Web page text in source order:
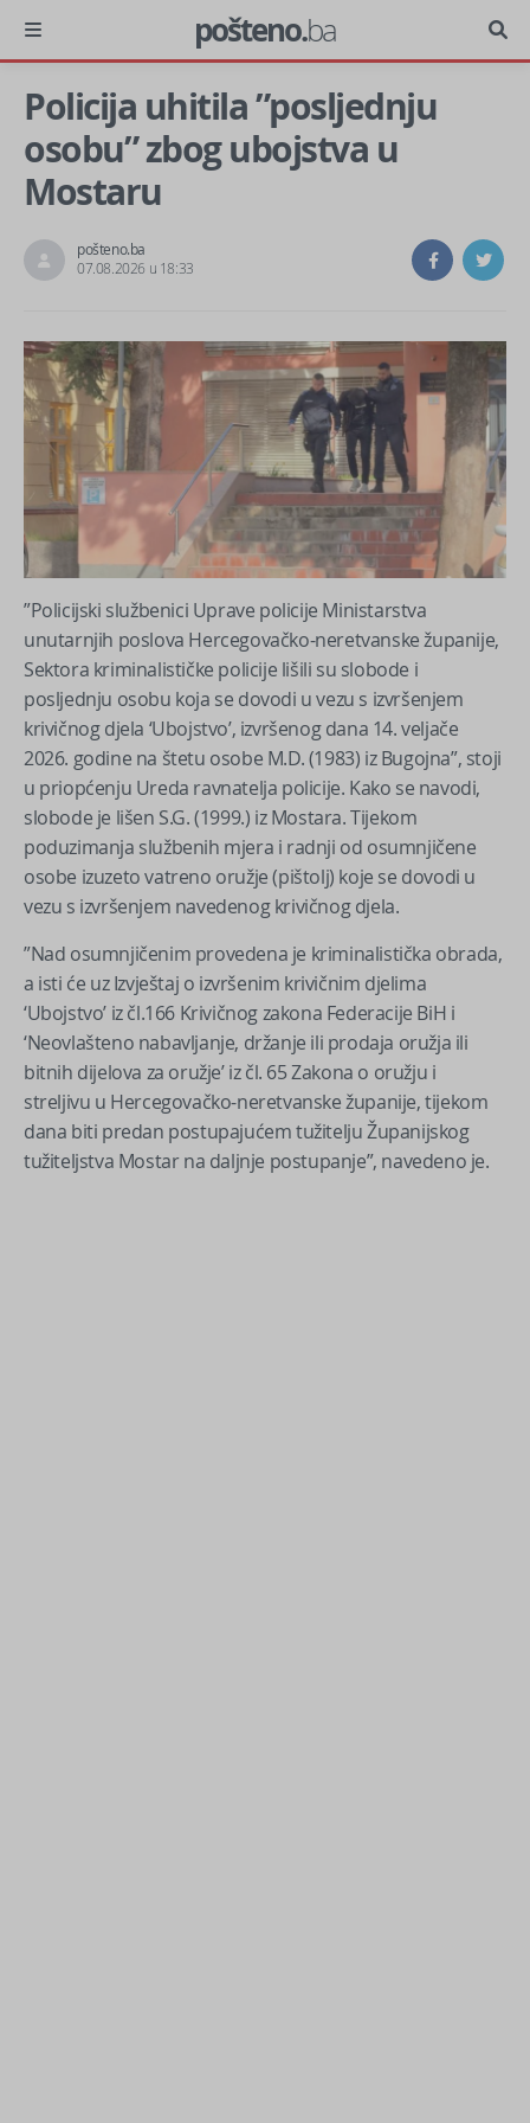
pošteno.ba
Policija uhitila ”posljednju
osobu” zbog ubojstva u
Mostaru
pošteno.ba
07.08.2026 u 18:33
”Policijski službenici Uprave policije Ministarstva
unutarnjih poslova Hercegovačko-neretvanske županije,
Sektora kriminalističke policije lišili su slobode i
posljednju osobu koja se dovodi u vezu s izvršenjem
krivičnog djela ‘Ubojstvo’, izvršenog dana 14. veljače
2026. godine na štetu osobe M.D. (1983) iz Bugojna”, stoji
u priopćenju Ureda ravnatelja policije. Kako se navodi,
slobode je lišen S.G. (1999.) iz Mostara. Tijekom
poduzimanja službenih mjera i radnji od osumnjičene
osobe izuzeto vatreno oružje (pištolj) koje se dovodi u
vezu s izvršenjem navedenog krivičnog djela.
”Nad osumnjičenim provedena je kriminalistička obrada,
a isti će uz Izvještaj o izvršenim krivičnim djelima
‘Ubojstvo’ iz čl.166 Krivičnog zakona Federacije BiH i
‘Neovlašteno nabavljanje, držanje ili prodaja oružja ili
bitnih dijelova za oružje’ iz čl. 65 Zakona o oružju i
streljivu u Hercegovačko-neretvanske županije, tijekom
dana biti predan postupajućem tužitelju Županijskog
tužiteljstva Mostar na daljnje postupanje”, navedeno je.